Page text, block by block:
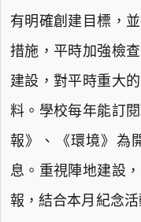
有明確創建目標，
措施，平時加強檢
建設，對平時重大
料。學校每年能訂
報》、《環境》為
息。重視陣地建設
報，結合本月紀念